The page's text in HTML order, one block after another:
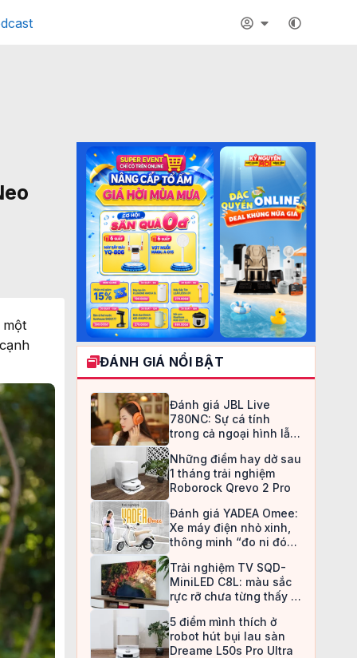
một
ĐÁNH GIÁ NỔI BẬT
Đánh giá JBL Live
780NC: Sự cá tính
trong cả ngoại hình lẫn
Những điểm hay dở sau
1 tháng trải nghiệm
Roborock Qrevo 2 Pro
Đánh giá YADEA Omee:
Xe máy điện nhỏ xinh,
thông minh “đo ni đóng
Trải nghiệm TV SQD-
MiniLED C8L: màu sắc
rực rỡ chưa từng thấy ở
5 điểm mình thích ở
robot hút bụi lau sàn
Dreame L50s Pro Ultra